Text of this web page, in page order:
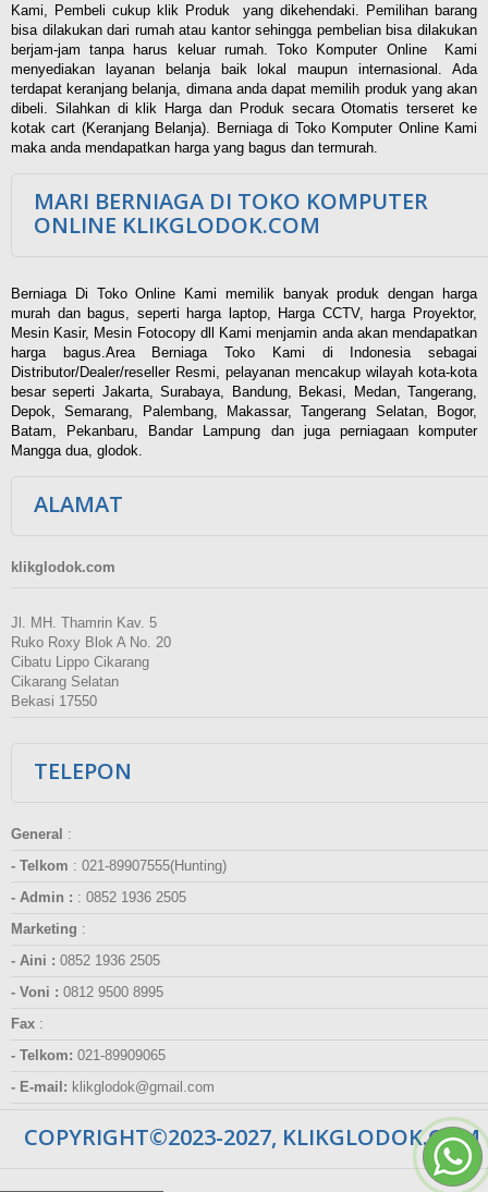
Kami, Pembeli cukup klik Produk yang dikehendaki. Pemilihan barang
bisa dilakukan dari rumah atau kantor sehingga pembelian bisa dilakukan
berjam-jam tanpa harus keluar rumah. Toko Komputer Online Kami
menyediakan layanan belanja baik lokal maupun internasional. Ada
terdapat keranjang belanja, dimana anda dapat memilih produk yang akan
dibeli. Silahkan di klik Harga dan Produk secara Otomatis terseret ke
kotak cart (Keranjang Belanja). Berniaga di Toko Komputer Online Kami
maka anda mendapatkan harga yang bagus dan termurah.
MARI BERNIAGA DI TOKO KOMPUTER
ONLINE KLIKGLODOK.COM
Berniaga Di Toko Online Kami memilik banyak produk dengan harga
murah dan bagus, seperti harga laptop, Harga CCTV, harga Proyektor,
Mesin Kasir, Mesin Fotocopy dll Kami menjamin anda akan mendapatkan
harga bagus.Area Berniaga Toko Kami di Indonesia sebagai
Distributor/Dealer/reseller Resmi, pelayanan mencakup wilayah kota-kota
besar seperti Jakarta, Surabaya, Bandung, Bekasi, Medan, Tangerang,
Depok, Semarang, Palembang, Makassar, Tangerang Selatan, Bogor,
Batam, Pekanbaru, Bandar Lampung dan juga perniagaan komputer
Mangga dua, glodok.
ALAMAT
klikglodok.com
Jl. MH. Thamrin Kav. 5
Ruko Roxy Blok A No. 20
Cibatu Lippo Cikarang
Cikarang Selatan
Bekasi 17550
TELEPON
General :
- Telkom : 021-89907555(Hunting)
- Admin : : 0852 1936 2505
Marketing :
- Aini : 0852 1936 2505
- Voni : 0812 9500 8995
Fax :
- Telkom: 021-89909065
- E-mail: klikglodok@gmail.com
COPYRIGHT©2023-2027, KLIKGLODOK.COM